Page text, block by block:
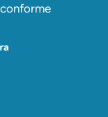
(ouverture dans un